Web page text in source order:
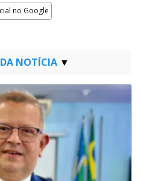
no Google
NOTÍCIA